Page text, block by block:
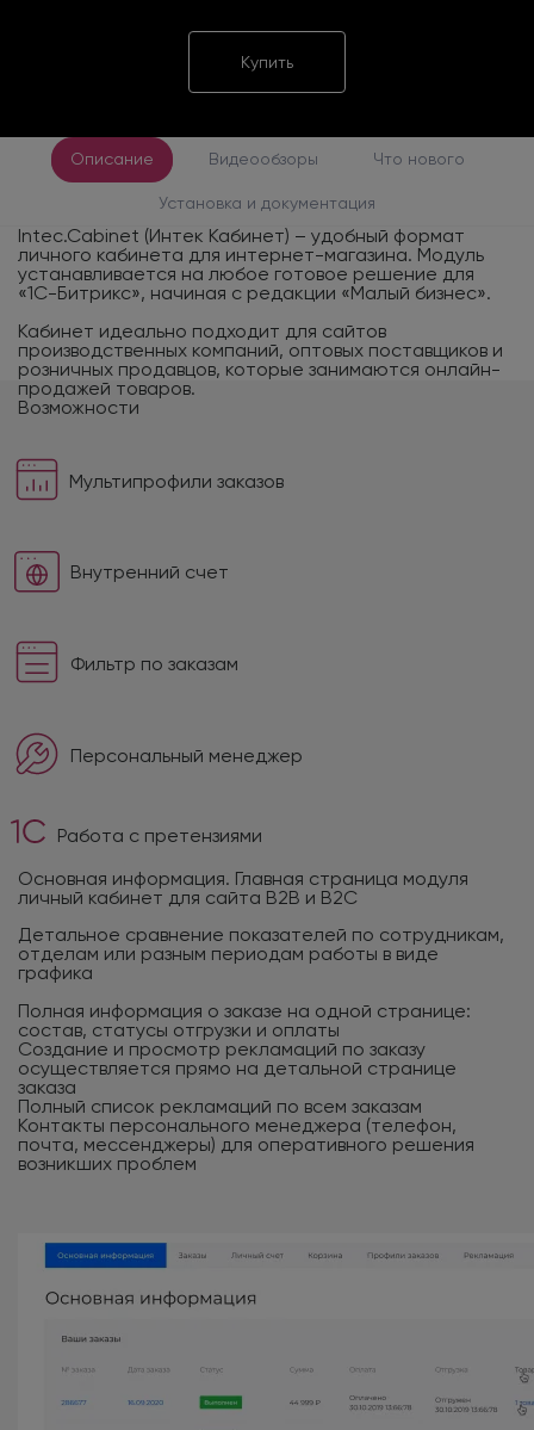
Купить
Описание Видеообзоры Что нового
Установка и документация
Intec.Cabinet (Интек Кабинет) – удобный формат
личного кабинета для интернет-магазина. Модуль
устанавливается на любое готовое решение для
«1С-Битрикс», начиная с редакции «Малый бизнес».
Кабинет идеально подходит для сайтов
производственных компаний, оптовых поставщиков и
розничных продавцов, которые занимаются онлайн-
продажей товаров.
Возможности
Мультипрофили заказов
Внутренний счет
Фильтр по заказам
Персональный менеджер
Работа с претензиями
Основная информация. Главная страница модуля
личный кабинет для сайта B2B и B2C
Детальное сравнение показателей по сотрудникам,
отделам или разным периодам работы в виде
графика
Полная информация о заказе на одной странице:
состав, статусы отгрузки и оплаты
Создание и просмотр рекламаций по заказу
осуществляется прямо на детальной странице
заказа
Полный список рекламаций по всем заказам
Контакты персонального менеджера (телефон,
почта, мессенджеры) для оперативного решения
возникших проблем